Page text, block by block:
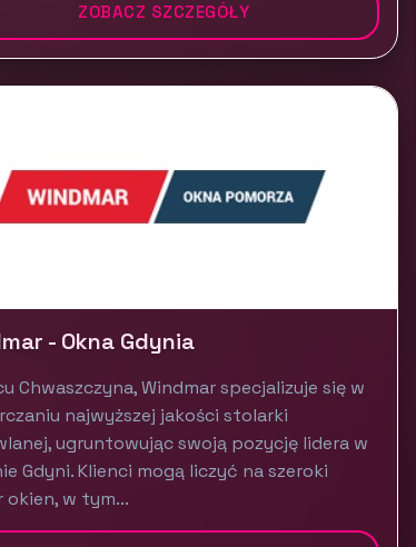
ZOBACZ SZCZEGÓŁY
- Okna Gdynia
Chwaszczyna, Windmar specjalizuje się w
najwyższej jakości stolarki
ugruntowując swoją pozycję lidera w
Gdyni. Klienci mogą liczyć na szeroki
okien, w tym...